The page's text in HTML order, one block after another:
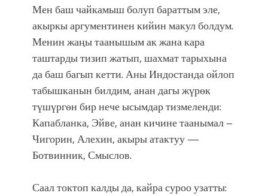
Мен баш чайкамыш болуп бараттым эле,
акыркы аргументинен кийин макул болдум.
Менин жаңы таанышым ак жана кара
таштарды тизип жатып, шахмат тарыхына
да баш багып кетти. Аны Индостанда ойлоп
табышканын билдим, анан дагы жүрөк
түшүргөн бир нече ысымдар тизмеленди:
Капабланка, Эйве, анан кичине таанымал –
Чигорин, Алехин, акыры атактуу —
Ботвинник, Смыслов.
Саал токтоп калды да, кайра суроо узатты: